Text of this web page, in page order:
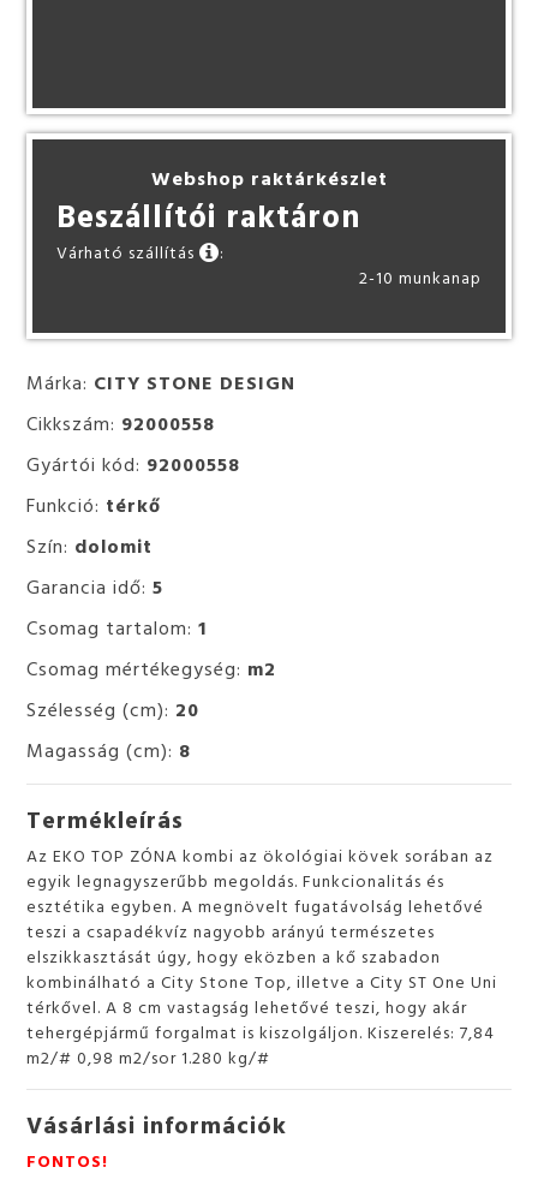
Márka: CITY STONE DESIGN
Cikkszám: 92000558
Gyártói kód: 92000558
Funkció: térkő
Szín: dolomit
Garancia idő:5
Csomag tartalom:1
Csomag mértékegység: m2
Szélesség (cm): 20
Magasság (cm): 8
Termékleírás
Az EKO TOP ZÓNA kombi az ökológiai kövek sorában az
egyik legnagyszerűbb megoldás. Funkcionalitás és
esztétika egyben. A megnövelt fugatávolság lehetővé
teszi a csapadékvíz nagyobb arányú természetes
elszikkasztását úgy, hogy eközben a kő szabadon
kombinálható a City Stone Top, illetve a City ST One Uni
térkővel. A 8 cm vastagság lehetővé teszi, hogy akár
tehergépjármű forgalmat is kiszolgáljon. Kiszerelés: 7,84
m2/# 0,98 m2/sor 1.280 kg/#
Vásárlási információk
FONTOS!
Webshop raktárkészlet
Beszállítói raktáron
Várható szállítás
:
2-10 munkanap